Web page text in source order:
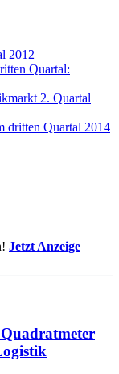
2012
Quartal:
2. Quartal
dritten Quartal 2014
Jetzt Anzeige